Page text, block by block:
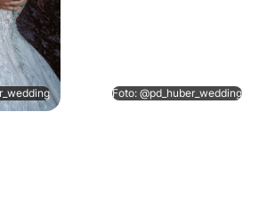
Foto: @pd_huber_wedding